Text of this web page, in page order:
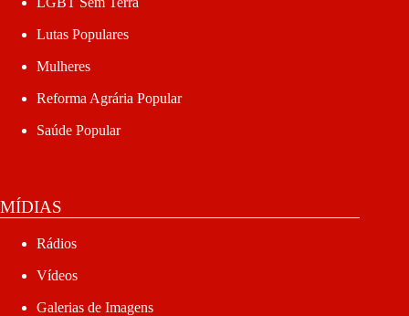
Lutas Populares
Mulheres
Reforma Agrária Popular
Saúde Popular
MÍDIAS
Rádios
Vídeos
Galerias de Imagens